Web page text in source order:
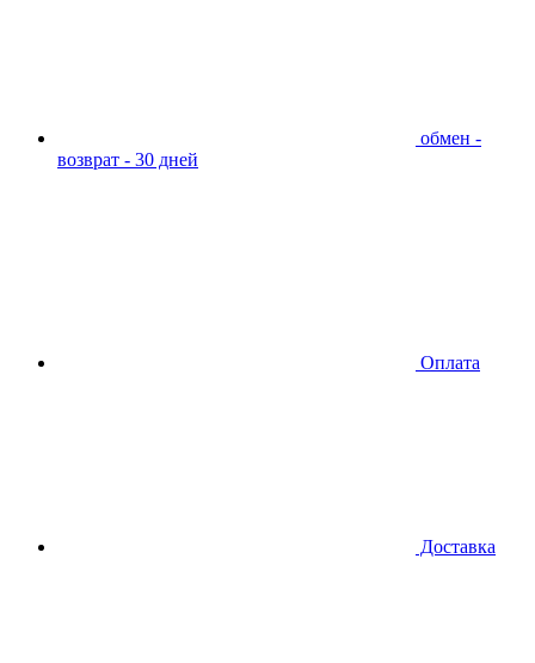
обмен -
возврат - 30 дней
Оплата
Доставка